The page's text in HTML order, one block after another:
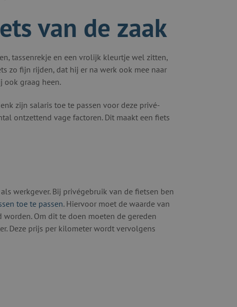
van de zaak
tassenrekje en een vrolijk kleurtje wel zitten,
zo fijn rijden, dat hij er na werk ook mee naar
ook graag heen.
zijn salaris toe te passen voor deze privé-
ontzettend vage factoren. Dit maakt een fiets
werkgever. Bij privégebruik van de fietsen ben
toe te passen. Hiervoor moet de waarde van
Om dit te doen moeten de gereden
Deze prijs per kilometer wordt vervolgens